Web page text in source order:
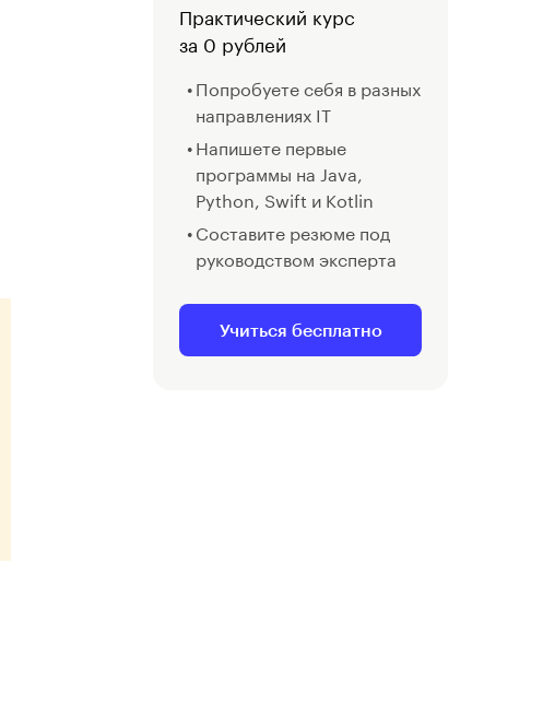
Практический курс
за 0 рублей
Попробуете себя в разных
направлениях IT
Напишете первые
программы на Java,
Python, Swift и Kotlin
Составите резюме под
руководством эксперта
Учиться бесплатно